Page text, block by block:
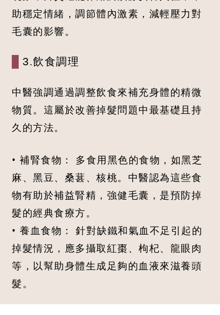
助穩定情緒，調節體內激素，減輕壓力對
毛囊的影響。
3.飲食調理
中醫強調通過調整飲食來補充身體的精微
物質。這屬於改善掉髮問題中最基礎且持
久的方法。
• 補腎食物： 多食用黑色的食物，如黑芝
麻、黑豆、桑葚、核桃。中醫認為這些食
物有助於補益腎精，強健毛囊，是預防掉
髮的經典食療方。
• 養血食物： 針對缺鐵和氣血不足引起的
掉髮情況，應多攝取紅棗、枸杞、龍眼肉
等，以幫助身體生成足夠的血液來滋養頭
髮。